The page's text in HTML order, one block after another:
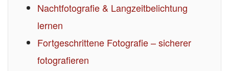
Nachtfotografie & Langzeitbelichtung
lernen
Fortgeschrittene Fotografie – sicherer
fotografieren